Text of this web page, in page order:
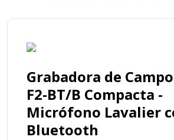
Grabadora de
F2-BT/B Compacta -
Micrófono Lavalier
Bluetooth